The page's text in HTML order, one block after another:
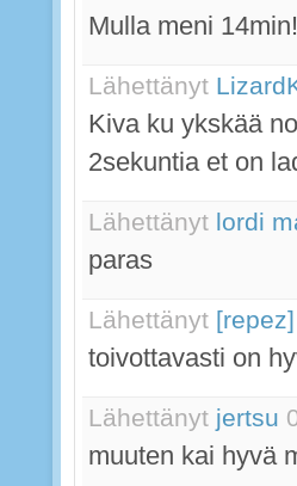
Mulla meni 14min!
Lähettänyt
Kiva ku ykskää
2sekuntia et on
Lähettänyt lordi
paras
Lähettänyt [repez]
toivottavasti on
Lähettänyt jertsu
muuten kai hyvä